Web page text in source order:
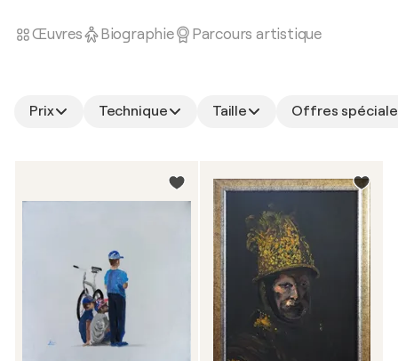
Œuvres Biographie Parcours artistique
Prix Technique Taille Offres